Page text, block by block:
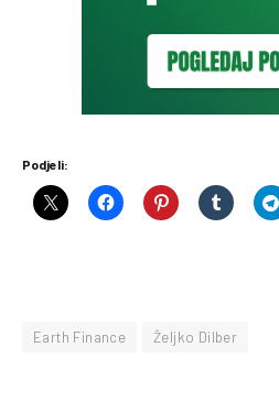
Podjeli:
Earth Finance Željko Dilber